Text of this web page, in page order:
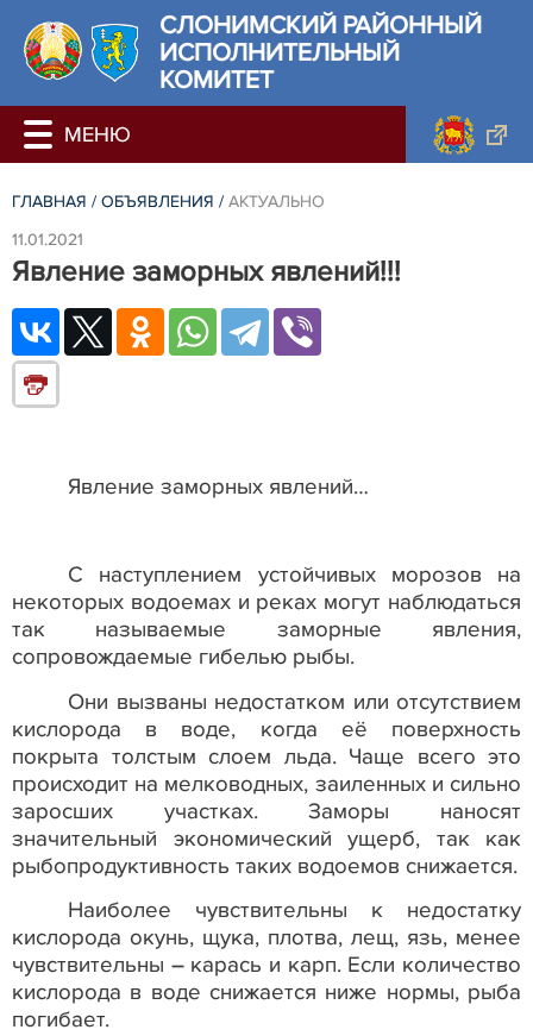
СЛОНИМСКИЙ РАЙОННЫЙ
ИСПОЛНИТЕЛЬНЫЙ
КОМИТЕТ
ГЛАВНАЯ / ОБЪЯВЛЕНИЯ / АКТУАЛЬНО
11.01.2021
Явление заморных явлений!!!
Явление заморных явлений…
С наступлением устойчивых морозов на
некоторых водоемах и реках могут наблюдаться
так называемые заморные явления,
сопровождаемые гибелью рыбы.
Они вызваны недостатком или отсутствием
кислорода в воде, когда её поверхность
покрыта толстым слоем льда. Чаще всего это
происходит на мелководных, заиленных и сильно
заросших участках. Заморы наносят
значительный экономический ущерб, так как
рыбопродуктивность таких водоемов снижается.
Наиболее чувствительны к недостатку
кислорода окунь, щука, плотва, лещ, язь, менее
чувствительны – карась и карп. Если количество
кислорода в воде снижается ниже нормы, рыба
погибает.